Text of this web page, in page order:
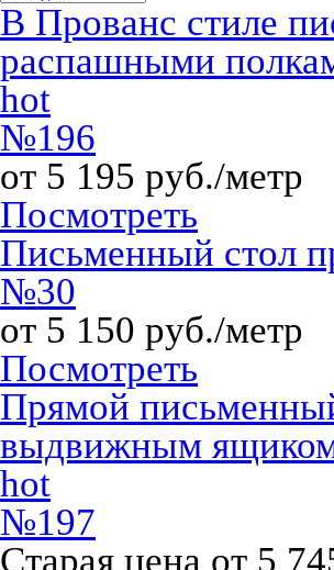
В Прованс стиле
распашными
hot
№196
от 5 195 руб./метр
Посмотреть
Письменный стол
№30
от 5 150 руб./метр
Посмотреть
Прямой
выдвижным
hot
№197
Старая цена от 5